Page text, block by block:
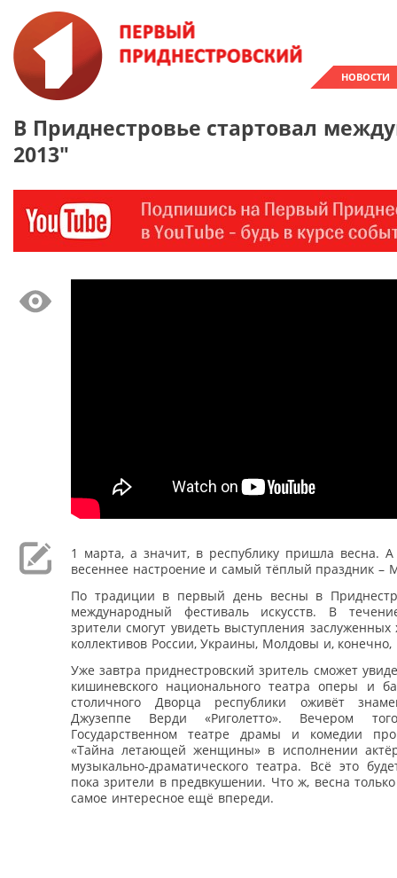
НОВОСТИ
В Приднестровье стартовал
2013"
1 марта, а значит, в республику пришла весна.
весеннее настроение и самый тёплый праздник –
По традиции в первый день весны в
международный фестиваль искусств. В
зрители смогут увидеть выступления заслуженных
коллективов России, Украины, Молдовы и,
Уже завтра приднестровский зритель сможет
кишиневского национального театра оперы и
столичного Дворца республики оживёт
Джузеппе Верди «Риголетто». Вечером
Государственном театре драмы и комедии
«Тайна летающей женщины» в исполнении
музыкально-драматического театра. Всё это
пока зрители в предвкушении. Что ж, весна
самое интересное ещё впереди.